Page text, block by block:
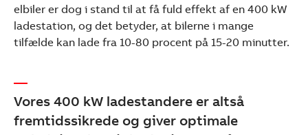
elbiler er dog i stand til at få fuld effekt af en 400 kW
ladestation, og det betyder, at bilerne i mange
tilfælde kan lade fra 10-80 procent på 15-20 minutter.
Vores 400 kW ladestandere er altså
fremtidssikrede og giver optimale